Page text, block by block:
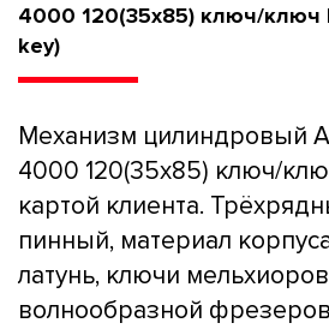
4000 120(35x85) ключ/ключ
key)
Механизм цилиндровый
4000 120(35x85) ключ/
картой клиента.
пинный, материал
латунь, ключи
волнообразной